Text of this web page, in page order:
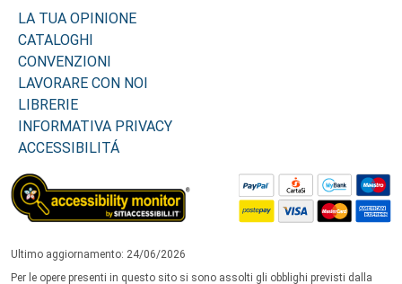
LA TUA OPINIONE
CATALOGHI
CONVENZIONI
LAVORARE CON NOI
LIBRERIE
INFORMATIVA PRIVACY
ACCESSIBILITÁ
Ultimo aggiornamento: 24/06/2026
Per le opere presenti in questo sito si sono assolti gli obblighi previsti dalla